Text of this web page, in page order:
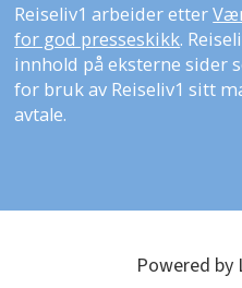
Reiseliv1 arbeider etter
for god presseskikk.
innhold på eksterne sider
for bruk av Reiseliv1 sitt
avtale.
Powered by